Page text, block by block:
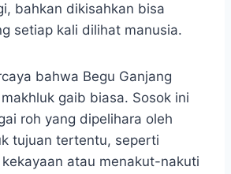
bahkan dikisahkan bisa
setiap kali dilihat manusia.
bahwa Begu Ganjang
gaib biasa. Sosok ini
roh yang dipelihara oleh
tujuan tertentu, seperti
atau menakut-nakuti